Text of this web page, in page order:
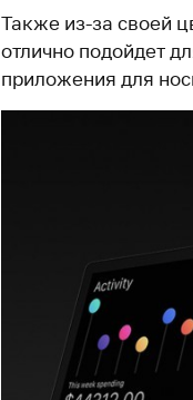
Также из-за своей
отлично подойдет
приложения для